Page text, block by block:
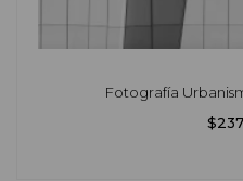
Fotografía